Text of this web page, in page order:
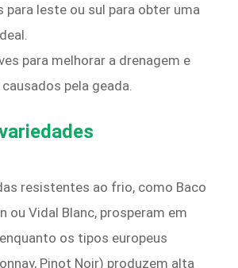
para leste ou sul para obter uma
para melhorar a drenagem e
pela geada.
resistentes ao frio, como Baco
ou Vidal Blanc, prosperam em
os tipos europeus
Pinot Noir) produzem alta